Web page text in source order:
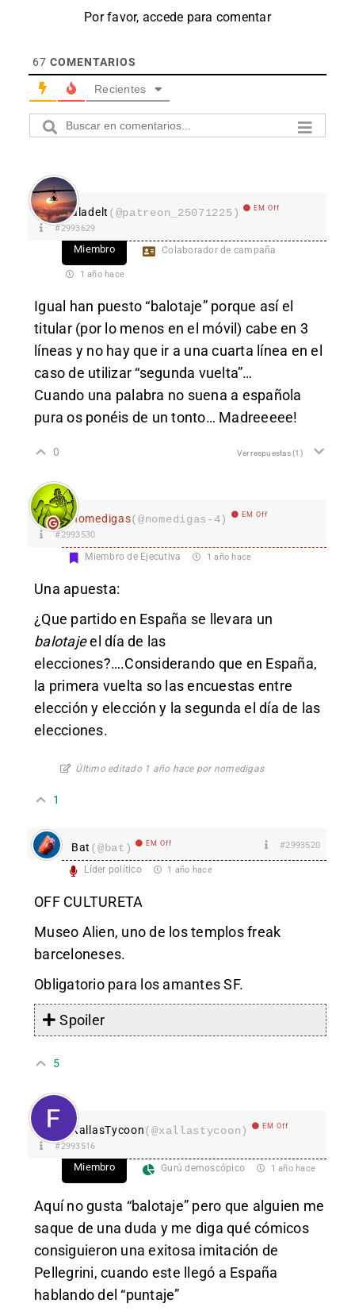
Por favor, accede para comentar
67 COMENTARIOS
Recientes
aladelt (@patreon_25071225) EM Off
#2993629
Miembro Colaborador de campaña
1 año hace
Igual han puesto “balotaje” porque así el
titular (por lo menos en el móvil) cabe en 3
líneas y no hay que ir a una cuarta línea en el
caso de utilizar “segunda vuelta”…
Cuando una palabra no suena a española
pura os ponéis de un tonto… Madreeeee!
0 Ver respuestas(1)
nomedigas(@nomedigas-4) EM Off
#2993530
Miembro de Ejecutiva 1 año hace
Una apuesta:
¿Que partido en España se llevara un
balotajeel día de las
elecciones?….Considerando que en España,
la primera vuelta so las encuestas entre
elección y elección y la segunda el día de las
elecciones.
Último editado 1 año hace por nomedigas
1
Bat (@bat) EM Off #2993520
Líder político 1 año hace
OFF CULTURETA
Museo Alien, uno de los templos freak
barceloneses.
Obligatorio para los amantes SF.
Spoiler
5
XallasTycoon(@xallastycoon) EM Off
#2993516
Miembro Gurú demoscópico 1 año hace
Aquí no gusta “balotaje” pero que alguien me
saque de una duda y me diga qué cómicos
consiguieron una exitosa imitación de
Pellegrini, cuando este llegó a España
hablando del “puntaje”